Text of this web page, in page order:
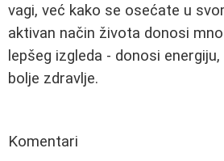
vagi, već kako se osećate u
aktivan način života donosi
lepšeg izgleda - donosi
bolje zdravlje.
Komentari